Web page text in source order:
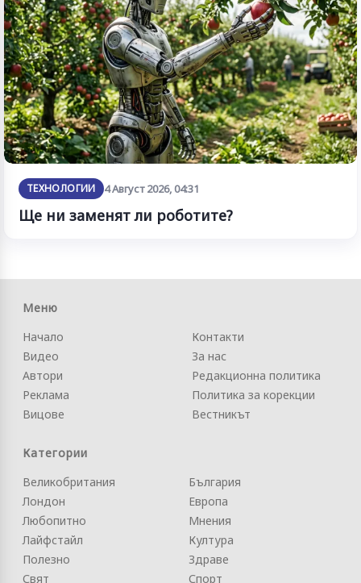
ТЕХНОЛОГИИ 4 Август 2026, 04:31
Ще ни заменят ли роботите?
Меню
Начало
Видео
Автори
Реклама
Вицове
Контакти
За нас
Редакционна политика
Политика за корекции
Вестникът
Категории
Великобритания
Лондон
Любопитно
Лайфстайл
Полезно
Свят
България
Европа
Мнения
Култура
Здраве
Спорт